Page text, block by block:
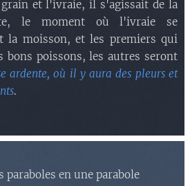
grain et l'ivraie, il s'agissait de la
le moment où l'ivraie se
la moisson, et les premiers qui
bons poissons, les autres seront
ardente, où il y aura des pleurs et
.
en une parabole